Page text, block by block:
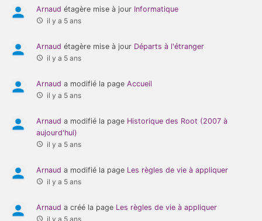
Arnaud étagère mise à jour Informatique
il y a 5 ans
Arnaud étagère mise à jour Départs à l'étranger
il y a 5 ans
Arnaud a modifié la page Accueil
il y a 5 ans
Arnaud a modifié la page Historique des Root (2007 à
aujourd'hui)
il y a 5 ans
Arnaud a modifié la page Les règles de vie à appliquer
il y a 5 ans
Arnaud a créé la page Les règles de vie à appliquer
il y a 5 ans